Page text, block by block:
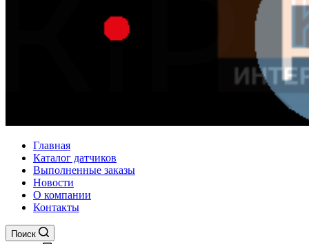
Главная
Каталог датчиков
Выполненные заказы
Новости
О компании
Контакты
Поиск